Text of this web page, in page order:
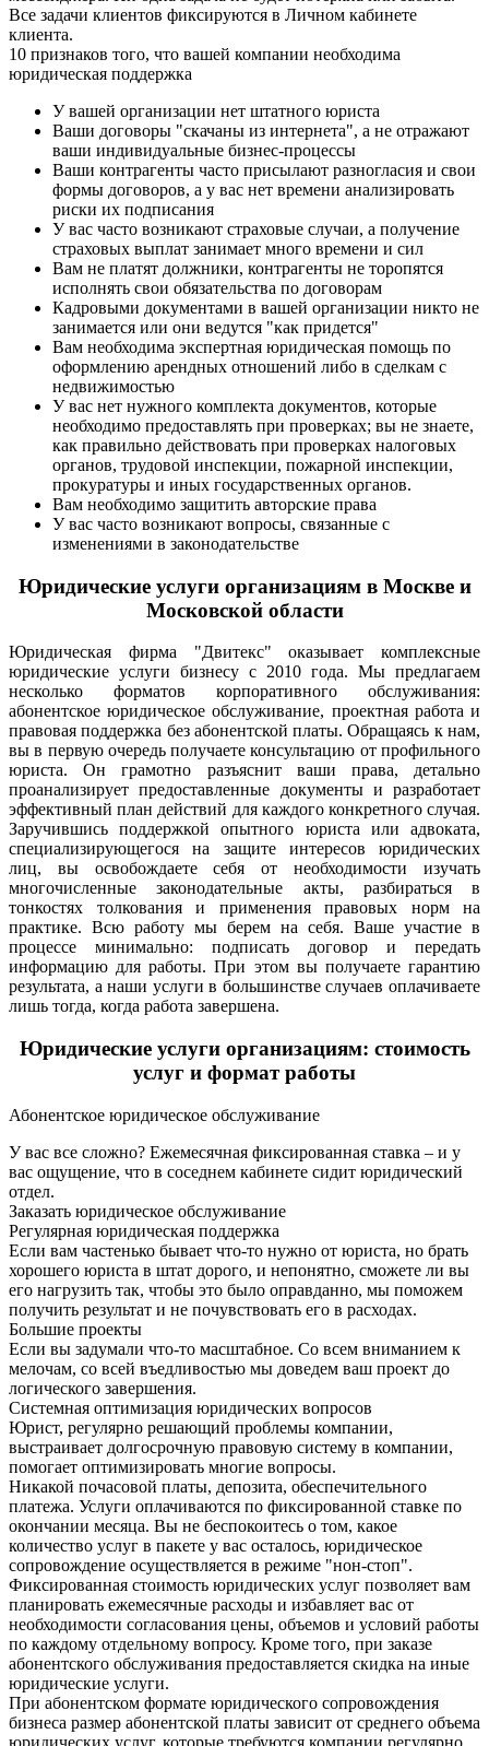
Все задачи клиентов фиксируются в Личном кабинете
клиента.
10 признаков того, что вашей компании необходима
юридическая поддержка
У вашей организации нет штатного юриста
Ваши договоры "скачаны из интернета", а не отражают
ваши индивидуальные бизнес-процессы
Ваши контрагенты часто присылают разногласия и свои
формы договоров, а у вас нет времени анализировать
риски их подписания
У вас часто возникают страховые случаи, а получение
страховых выплат занимает много времени и сил
Вам не платят должники, контрагенты не торопятся
исполнять свои обязательства по договорам
Кадровыми документами в вашей организации никто не
занимается или они ведутся "как придется"
Вам необходима экспертная юридическая помощь по
оформлению арендных отношений либо в сделкам с
недвижимостью
У вас нет нужного комплекта документов, которые
необходимо предоставлять при проверках; вы не знаете,
как правильно действовать при проверках налоговых
органов, трудовой инспекции, пожарной инспекции,
прокуратуры и иных государственных органов.
Вам необходимо защитить авторские права
У вас часто возникают вопросы, связанные с
изменениями в законодательстве
Юридические услуги организациям в Москве и
Московской области
Юридическая фирма "Двитекс" оказывает комплексные
юридические услуги бизнесу с 2010 года. Мы предлагаем
несколько форматов корпоративного обслуживания:
абонентское юридическое обслуживание, проектная работа и
правовая поддержка без абонентской платы. Обращаясь к нам,
вы в первую очередь получаете консультацию от профильного
юриста. Он грамотно разъяснит ваши права, детально
проанализирует предоставленные документы и разработает
эффективный план действий для каждого конкретного случая.
Заручившись поддержкой опытного юриста или адвоката,
специализирующегося на защите интересов юридических
лиц, вы освобождаете себя от необходимости изучать
многочисленные законодательные акты, разбираться в
тонкостях толкования и применения правовых норм на
практике. Всю работу мы берем на себя. Ваше участие в
процессе минимально: подписать договор и передать
информацию для работы. При этом вы получаете гарантию
результата, а наши услуги в большинстве случаев оплачиваете
лишь тогда, когда работа завершена.
Юридические услуги организациям: стоимость
услуг и формат работы
Абонентское юридическое обслуживание
У вас все сложно? Ежемесячная фиксированная ставка – и у
вас ощущение, что в соседнем кабинете сидит юридический
отдел.
Заказать юридическое обслуживание
Регулярная юридическая поддержка
Если вам частенько бывает что-то нужно от юриста, но брать
хорошего юриста в штат дорого, и непонятно, сможете ли вы
его нагрузить так, чтобы это было оправданно, мы поможем
получить результат и не почувствовать его в расходах.
Большие проекты
Если вы задумали что-то масштабное. Со всем вниманием к
мелочам, со всей въедливостью мы доведем ваш проект до
логического завершения.
Системная оптимизация юридических вопросов
Юрист, регулярно решающий проблемы компании,
выстраивает долгосрочную правовую систему в компании,
помогает оптимизировать многие вопросы.
Никакой почасовой платы, депозита, обеспечительного
платежа. Услуги оплачиваются по фиксированной ставке по
окончании месяца. Вы не беспокоитесь о том, какое
количество услуг в пакете у вас осталось, юридическое
сопровождение осуществляется в режиме "нон-стоп".
Фиксированная стоимость юридических услуг позволяет вам
планировать ежемесячные расходы и избавляет вас от
необходимости согласования цены, объемов и условий работы
по каждому отдельному вопросу. Кроме того, при заказе
абонентского обслуживания предоставляется скидка на иные
юридические услуги.
При абонентском формате юридического сопровождения
бизнеса размер абонентской платы зависит от среднего объема
юридических услуг, которые требуются компании регулярно.